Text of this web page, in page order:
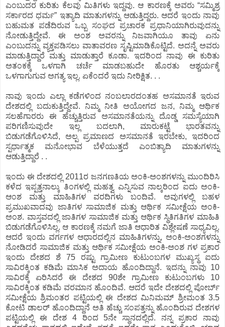
ಎಂಬುದರ ಕುರಿತು ಕೆಲವು ಮಿತಿಗಳು ಇದ್ದವು. ಆ ಕಾರಣಕ್ಕೆ ಅವರು “ಸಮ್ಮಿಶ್ರ
ಸರ್ಕಾರದ ಧರ್ಮ” ಇತ್ಯಾದಿ ಮಾತುಗಳನ್ನು ಆಡುತ್ತಿದ್ದರು. ಆದರೆ ಇಂದು ನಾವು
ಬಹುಮತ ಪಡೆದಿರುವ ಒಬ್ಬ ಸಂಘದ ಪ್ರಚಾರಕ ಪ್ರಧಾನಿಯಾಗಿರುವುದನ್ನು
ನೋಡುತ್ತಿದ್ದೇವೆ. ಈ ಅಂಶ ಅವರನ್ನು ನಿಜವಾಗಿಯೂ ತಾವು ಏನು
ಎಂಬುದನ್ನು ವ್ಯಕ್ತಪಡಿಸಲು ವಾತಾವರಣ ಸೃಷ್ಟಿಮಾಡಿಕೊಟ್ಟಿದೆ. ಅದನ್ನೆ ಅವರು
ಮಾಡುತ್ತಿದ್ದಾರೆ ಮತ್ತು ಮಾಡುತ್ತಾರೆ ಕೂಡಾ. ಇದರಿಂದ ನಾವು ಈ ಕುರಿತು
ಅತಂಕಕ್ಕೆ ಒಳಗಾಗಿ ಚರ್ಚೆ ಮಾಡಬಹುದೇ ಹೊರತು ಆಶ್ಚರ್ಯಕ್ಕೆ
ಒಳಗಾಗುಗುವ ಅಗತ್ಯ ಇಲ್ಲ. ಏಕೆಂದರೆ ಇದು ನೀರಿಕ್ಷಿತ. . .
ನಾವು ಇಂದು ಎಲ್ಲಾ ಕಡೆಗಳಿಂದ ನಂಬಲಾರದಂತಹ ಅಸಮಾನತೆ ಇರುವ
ದೇಶದಲ್ಲಿ ಬದುಕುತ್ತಿದ್ದೇವೆ. ನಿಮ್ಮ ನೀತಿ ಅಯೋಗದ ಜನ, ನಿಮ್ಮ ಆರ್ಥಿಕ
ಸಲಹೆಗಾರರು ಈ ಹೆಚ್ಚುತ್ತಿರುವ ಅಸಮಾನತೆಯನ್ನು ದೊಡ್ಡ ಸಮಸ್ಯೆಯಾಗಿ
ಪರಿಗಣಿಸುವುದೇ ಇಲ್ಲ ಬದಲಾಗಿ, ಮಾರುಕಟ್ಟೆ ಭಾರತವನ್ನು
ಬಿಡುಗಡೆಗೊಳಿಸಿದೆ, ಅಲ್ಪ ಪ್ರಮಾಣದ ಅಸಮಾನತೆ ಇರಬೇಕು, ಇದರಿಂದ
ಸ್ಪರ್ಧಾತ್ಮಕ ಮನೋಭಾವ ಬೆಳೆಯುತ್ತದೆ ಎಂಬಿತ್ಯಾದಿ ಮಾತುಗಳನ್ನು
ಆಡುತ್ತಿದ್ದಾರೆ . .
ಇಂದು ಈ ದೇಶದಲ್ಲಿ 2011ರ ಜನಗಣತಿಯ ಅಂಕಿ-ಅಂಶಗಳನ್ನು ಮುಂದಿರಿಸಿ
ಕಳೆದ ಇಪ್ಪತ್ತನಾಲ್ಕು ತಿಂಗಳಲ್ಲಿ ಮಹತ್ವ ಎನ್ನಿಸುವ ನಾಲ್ಕರಿಂದ ಐದು ಅಂಕಿ-
ಆಂಶ ಮತ್ತು ಮಾಹಿತಿಗಳ ವರದಿಗಳು ಬಂದಿವೆ. ಅವುಗಳಲ್ಲಿ ಬಹಳ
ಪ್ರಮುಖವಾದವು ಜಾತಿಗಳ ಸಾಮಾಜಿಕ ಮತ್ತು ಆರ್ಥಿಕ ಸಮೀಕ್ಷೆಯ ಅಂಕಿ-
ಅಂಶ. ವಾಸ್ತವದಲ್ಲಿ ಜಾತಿಗಳ ಸಾಮಾಜಿಕ ಮತ್ತು ಆರ್ಥಿಕ ಸ್ಥಿತಿಗತಿಗಳ ಮಾಹಿತಿ
ಬಿಡುಗಡೆಗೊಳಿಸಿಲ್ಲ. ಆ ಕಾರಣಕ್ಕೆ ನಮಗೆ ಜಾತಿ ಆಧಾರಿತ ವಿಶ್ಲೇಷಣೆ ಸಾಧ್ಯವಿಲ್ಲ.
ಆದರೆ ಇಂದು ವರ್ಗಗಳ ಆಧಾರದಲ್ಲಿನ ಮಾಹಿತಿಗಳನ್ನು, ಅಂಕಿ-ಅಂಶಗಳನ್ನು
ನೋಡಿದರೆ ಸಾಮಾಜಿಕ ಮತ್ತು ಆರ್ಥಿಕ ಸಮೀಕ್ಷೆಯ ಅಂಕಿ-ಅಂಶ ಗಳ ಪ್ರಕಾರ
ಇಂದು ದೇಶದ ಶೆ 75 ರಷ್ಟು ಗ್ರಾಮೀಣ ಕುಟುಂಬಗಳ ಮುಖ್ಯಸ್ಥ ಐದು
ಸಾವಿರಕ್ಕಿಂತ ಕಡಿಮೆ ಮಾಸಿಕ ಅದಾಯ ಹೊಂದಿದ್ದಾನೆ. ಇದನ್ನು ನಾವು 10
ಸಾವಿರಕ್ಕೆ ಏರಿಸಿದರೆ ಈ ದೇಶದ 90ಶೇ ಗ್ರಾಮೀಣ ಕುಟುಂಬಗಳು 10
ಸಾವಿರಕ್ಕಿಂತ ಕಡಿಮೆ ವರಮಾನ ಹೊಂದಿವೆ. ಆದರೆ ಇದೇ ದೇಶದಲ್ಲಿ ಪೋರ್ಬ್
ಸಮೀಕ್ಷೆಯ ಶ್ರಿಮಂತರ ಪಟ್ಟಿಯಲ್ಲಿ ಈ ದೇಶದ ಮಿನಿಮಮ್ ಶ್ರೀಮಂತ 3.5
ಕೋಟಿ ಡಾಲರ್ ಹೊಂದಿದ್ದಾನೆ ಅತಿ ಹೆಚ್ಚು ಸಂಪತ್ತನ್ನು ಹೊಂದಿರುವ ದೇಶಗಳ
ಪಟ್ಟಿಯಲ್ಲಿ ಈ ದೇಶ 4 ರಿಂದ 5ನೇ ಸ್ಥಾನದಲ್ಲಿದೆ. ನನ್ನ ಪ್ರಕಾರ ನಾವು